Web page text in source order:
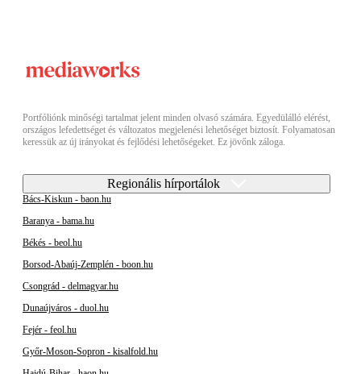
Portfóliónk minőségi tartalmat jelent minden olvasó számára. Egyedülálló elérést,
országos lefedettséget és változatos megjelenési lehetőséget biztosít. Folyamatosan
keressük az új irányokat és fejlődési lehetőségeket. Ez jövőnk záloga.
Regionális hírportálok
Bács-Kiskun - baon.hu
Baranya - bama.hu
Békés - beol.hu
Borsod-Abaúj-Zemplén - boon.hu
Csongrád - delmagyar.hu
Dunaújváros - duol.hu
Fejér - feol.hu
Győr-Moson-Sopron - kisalfold.hu